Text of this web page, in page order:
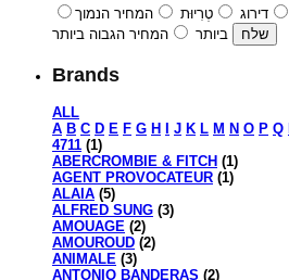
דירוג טְרִיוּת
המחיר הנמוך
ביותר
המחיר הגבוה ביותר
Brands
ALL
A B C D E F G H J K L M N O P Q
4711 (1)
ABERCROMBIE & FITCH (1)
AGENT PROVOCATEUR (1)
ALAIA (5)
ALFRED SUNG (3)
AMOUAGE (2)
AMOUROUD (2)
ANIMALE (3)
ANTONIO BANDERAS (2)